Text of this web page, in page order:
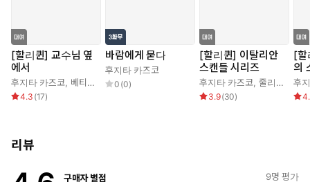
[할리퀸] 교수님 옆
에서
후지타 카즈코 베티 닐스
4.3 (17)
바람에게 묻다
후지타 카즈코
0 (0)
[할리퀸] 이탈리안
스캔들 시리즈
후지타 카즈코 줄리아 제임스
3.9(30)
[할
의
후
리뷰
구매자 별점 9명 평가